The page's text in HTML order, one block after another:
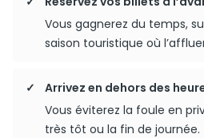
Vous gagnerez du temps,
saison touristique où
Arrivez en dehors des
Vous éviterez la foule en
très tôt ou la fin de journée.